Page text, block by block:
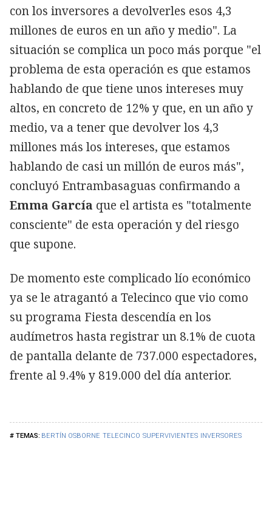
BERTÍN OSBORNE TELECINCO SUPERVIVIENTES INVERSORES
con los inversores a devolverles esos 4,3
millones de euros en un año y medio". La
situación se complica un poco más porque "el
problema de esta operación es que estamos
hablando de que tiene unos intereses muy
altos, en concreto de 12% y que, en un año y
medio, va a tener que devolver los 4,3
millones más los intereses, que estamos
hablando de casi un millón de euros más",
concluyó Entrambasaguas confirmando a
Emma García que el artista es "totalmente
consciente" de esta operación y del riesgo
que supone.
De momento este complicado lío económico
ya se le atragantó a Telecinco que vio como
su programa Fiesta descendía en los
audímetros hasta registrar un 8.1% de cuota
de pantalla delante de 737.000 espectadores,
frente al 9.4% y 819.000 del día anterior.